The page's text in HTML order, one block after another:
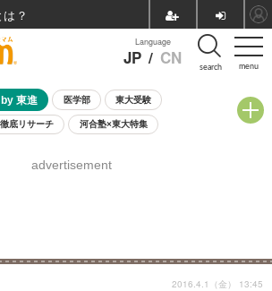
menu
Language
JP / CN search
東進 医学部 東大受験
底リサーチ 河合塾×東大特集
8月開催学校説明会・相談会
advertisement
2016.4.1（金） 13:45